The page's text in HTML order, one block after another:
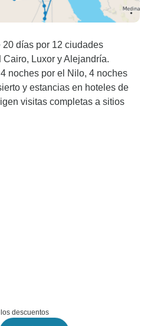
días por 12 ciudades
Luxor y Alejandría.
noches por el Nilo, 4 noches
y estancias en hoteles de
visitas completas a sitios
descuentos